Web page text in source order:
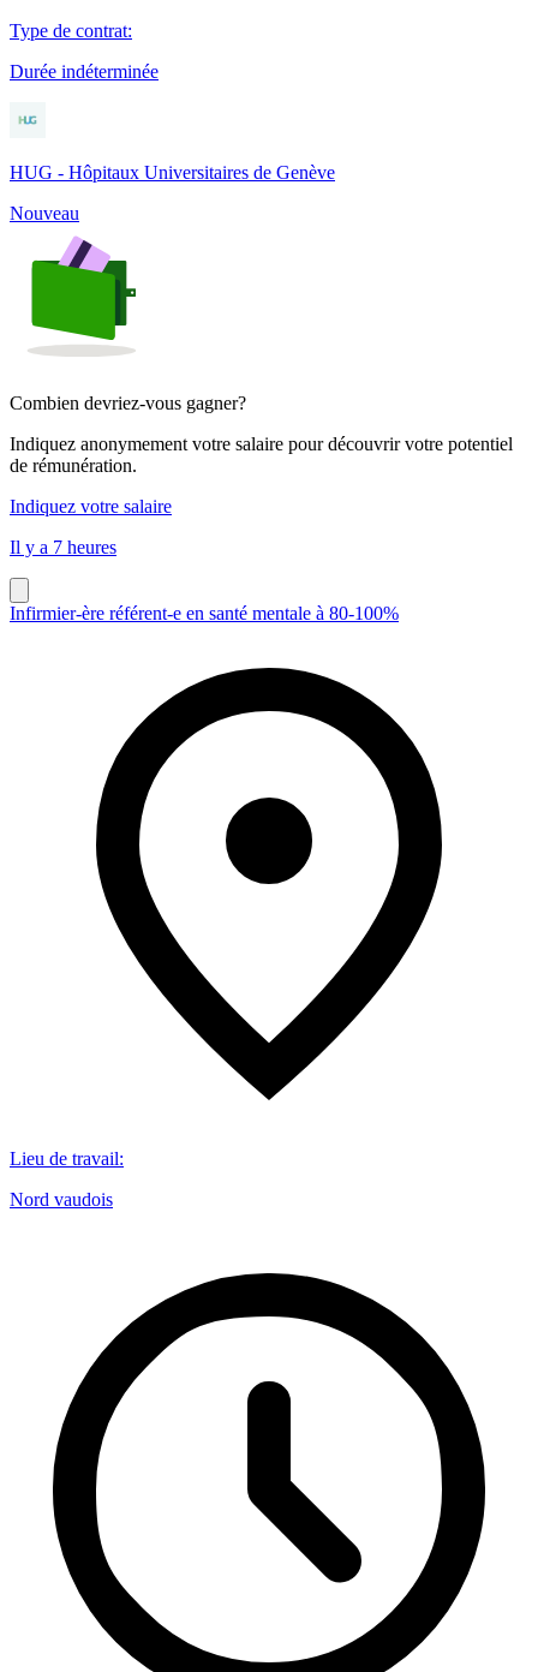
Type de contrat:
Durée indéterminée
HUG - Hôpitaux Universitaires de Genève
Nouveau
Combien devriez-vous gagner?
Indiquez anonymement votre salaire pour découvrir votre potentiel
de rémunération.
Indiquez votre salaire
Il y a 7 heures
Infirmier-ère référent-e en santé mentale à 80-100%
Lieu de travail:
Nord vaudois